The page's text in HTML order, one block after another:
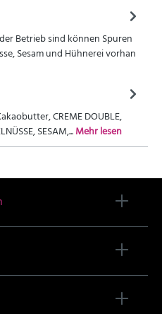
Betrieb sind können Spuren
Sesam und Hühnerei vorhan
CREME DOUBLE,
SESAM,...Mehr lesen